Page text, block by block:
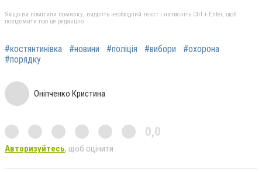
Якщо ви помітили помилку, виділіть необхідний текст і натисніть Ctrl + Enter, щоб
повідомити про це редакцію
#костянтинівка #новини #поліція #вибори
#охорона
#порядку
Оніпченко Кристина
0,0
Авторизуйтесь, щоб оцінити